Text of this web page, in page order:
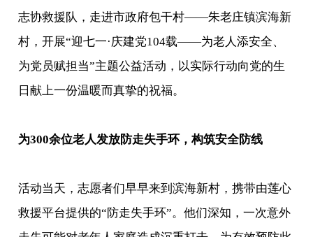
志协救援队，走进市政府包干村——朱老庄镇滨海新
村，开展“迎七一·庆建党104载——为老人添安全、
为党员赋担当”主题公益活动，以实际行动向党的生
日献上一份温暖而真挚的祝福。
为300余位老人发放防走失手环，构筑安全防线
活动当天，志愿者们早早来到滨海新村，携带由莲心
救援平台提供的“防走失手环”。他们深知，一次意外